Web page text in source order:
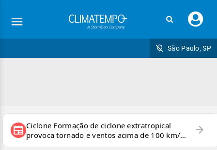
seu
São Paulo, SP
newspaper Ciclone Formação de ciclone extratropical
provoca tornado e ventos acima de 100 km/h
no RS
arrow_forward